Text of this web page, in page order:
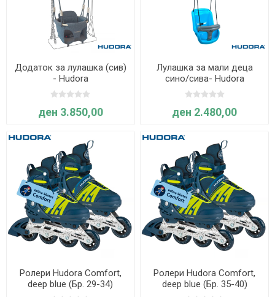
Додаток за лулашка (сив)
- Hudora
ден 3.850,00
Лулашка за мали деца
сино/сива- Hudora
ден 2.480,00
Ролери Hudora Comfort,
deep blue (Бр. 29-34)
Ролери Hudora Comfort,
deep blue (Бр. 35-40)